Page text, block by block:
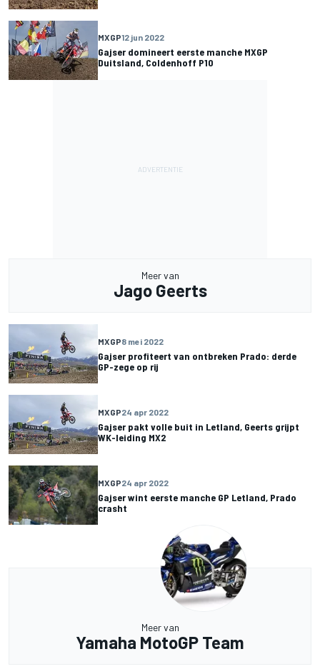
MXGP12 jun 2022
Gajser domineert eerste manche MXGP
Duitsland, Coldenhoff P10
Meer van
Jago Geerts
MXGP8 mei 2022
Gajser profiteert van ontbreken Prado: derde
GP-zege op rij
MXGP24 apr 2022
Gajser pakt volle buit in Letland, Geerts grijpt
WK-leiding MX2
MXGP24 apr 2022
Gajser wint eerste manche GP Letland, Prado
crasht
Meer van
Yamaha MotoGP Team